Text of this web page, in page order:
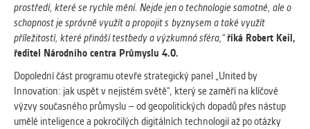
OSTATNÍ
Cookies, které aplikace nedokáže zařadit.
Naším cílem je, aby tato kategorie
zůstala prázdná a všechny cookies byly
přiřazeny do některé z kategorií
uvedených výše.
prostředí, které se rychle mění. Nejde jen o technologie samotné, ale o
schopnost je správně využít a propojit s byznysem a také využít
příležitostí, které přináší testbedy a výzkumná sféra,“ říká Robert Keil,
ředitel Národního centra Průmyslu 4.0.
Dopolední část programu otevře strategický panel „United by
Innovation: jak uspět v nejistém světě“, který se zaměří na klíčové
výzvy současného průmyslu – od geopolitických dopadů přes nástup
umělé inteligence a pokročilých digitálních technologií až po otázky